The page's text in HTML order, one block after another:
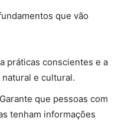
que vão
práticas conscientes e a
e cultural.
Garante que pessoas com
tenham informações